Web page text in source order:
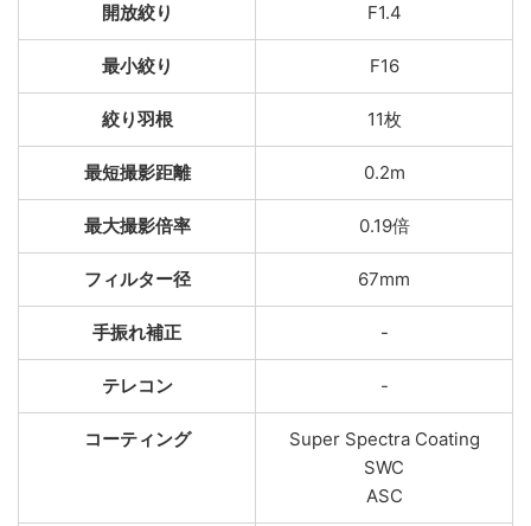
開放絞り F1.4
最小絞り F16
絞り羽根 11枚
最短撮影距離 0.2m
最大撮影倍率 0.19倍
フィルター径 67mm
手振れ補正 -
テレコン -
コーティング
Super Spectra Coating
SWC
ASC